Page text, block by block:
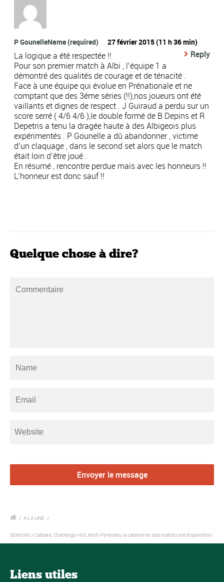
P GounelleName (required) 27 février 2015 (11 h 36 min)
Reply
La logique a été respectée !!
Pour son premier match à Albi , l’équipe 1 a
démontré des qualités de courage et de ténacité .
Face à une équipe qui évolue en Prénationale et ne
comptant que des 3éme séries (!!),nos joueurs ont été
vaillants et dignes de respect . J Guiraud a perdu sur un
score serré ( 4/6 4/6 ),le double formé de B Depins et R
Depetris a tenu la dragée haute à des Albigeois plus
expérimentés . P Gounelle a dû abandonner , victime
d’un claquage , dans le second set alors que le match
était loin d’être joué .
En résumé , rencontre perdue mais avec les honneurs !!
L’honneur est donc sauf !!
Quelque chose à dire?
/ A LA UNE /
SENIORS / Cathare, Challenge +65, Midi-Pyrénées, le calendrier des matchs est disponible !
Liens utiles